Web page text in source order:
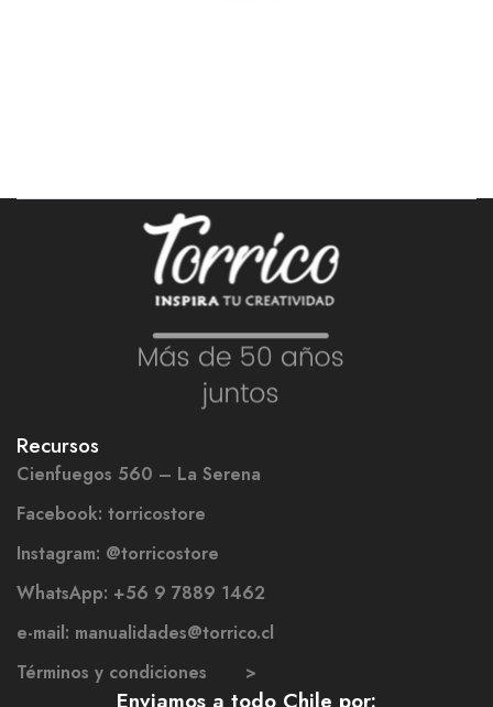
Recursos
Cienfuegos 560 – La Serena
Facebook: torricostore
Instagram: @torricostore
WhatsApp: +56 9 7889 1462
e-mail: manualidades@torrico.cl
Términos y condiciones >